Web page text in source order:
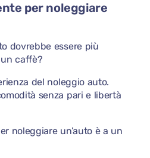
per noleggiare
dovrebbe essere più
caffè?
del noleggio auto.
senza pari e libertà
noleggiare un’auto è a un